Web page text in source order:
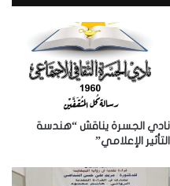
نادي الجسرة يناقش “هندسة
التأثير الإعلامي”